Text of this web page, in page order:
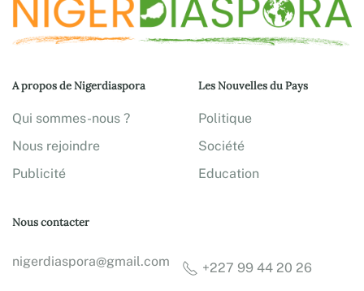
A propos de Nigerdiaspora
Qui sommes-nous ?
Nous rejoindre
Publicité
Les Nouvelles du Pays
Politique
Société
Education
Nous contacter
nigerdiaspora@gmail.com +227 99 44 20 26